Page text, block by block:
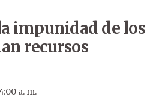
impunidad de los
recursos
a. m.